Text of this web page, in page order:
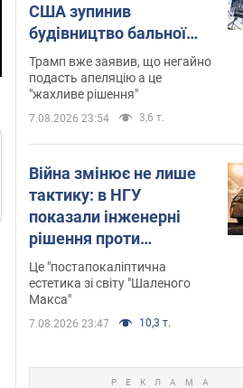
США зупинив
будівництво бальної
зали за $400 млн
Трамп вже заявив, що негайно
подасть апеляцію а це
"жахливе рішення"
7.08.2026 23:54 3,6 т.
Війна змінює не лише
тактику: в НГУ
показали інженерні
рішення проти
російських FPV-дронів.
Фото
Це "постапокаліптична
естетика зі світу "Шаленого
Макса"
7.08.2026 23:47 10,3 т.